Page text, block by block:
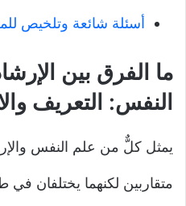
أسئلة شائعة وتلخيص
ما الفرق بين
النفس: التعريف
يمثل كلٌّ من علم النفس
متقاربين لكنهما يختلفان في